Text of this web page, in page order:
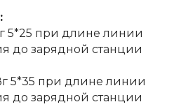
5*25 при длине линии
до зарядной станции
5*35 при длине линии
до зарядной станции